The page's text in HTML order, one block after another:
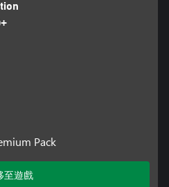
Pack
至遊戲